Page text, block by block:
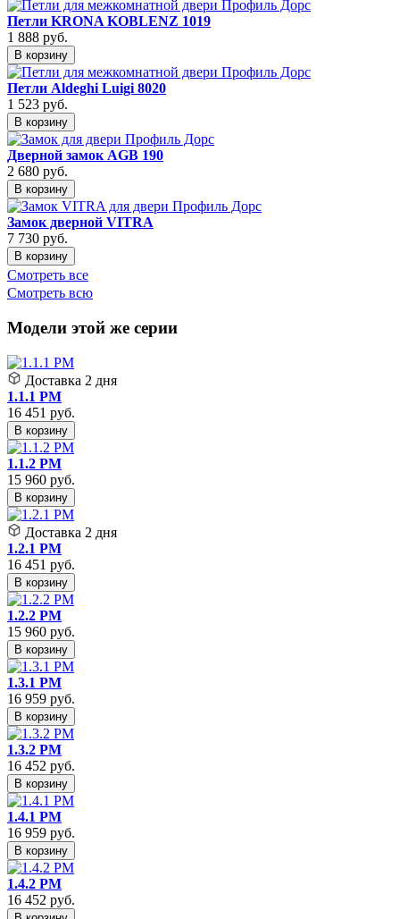
Петли KRONA KOBLENZ 1019
1 888 руб.
В корзину
Петли Aldeghi Luigi 8020
1 523 руб.
В корзину
Дверной замок AGB 190
2 680 руб.
В корзину
Замок дверной VITRA
7 730 руб.
В корзину
Смотреть все
Смотреть всю
Модели этой же серии
Доставка 2 дня
1.1.1 PM
16 451 руб.
В корзину
1.1.2 PM
15 960 руб.
В корзину
Доставка 2 дня
1.2.1 PM
16 451 руб.
В корзину
1.2.2 PM
15 960 руб.
В корзину
1.3.1 PM
16 959 руб.
В корзину
1.3.2 PM
16 452 руб.
В корзину
1.4.1 PM
16 959 руб.
В корзину
1.4.2 PM
16 452 руб.